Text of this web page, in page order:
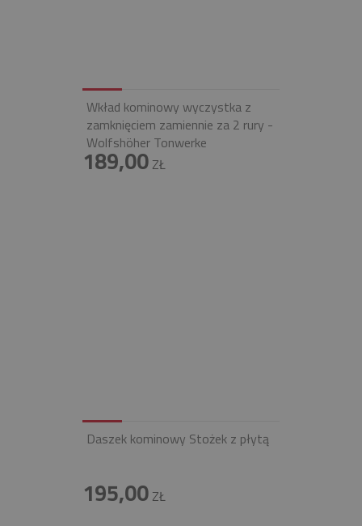
Wkład kominowy wyczystka z
zamknięciem zamiennie za 2 rury -
Wolfshöher Tonwerke
189,00ZŁ
Daszek kominowy Stożek z płytą
195,00ZŁ